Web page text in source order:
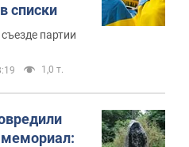
списки
партии
1,0 т.
мемориал: